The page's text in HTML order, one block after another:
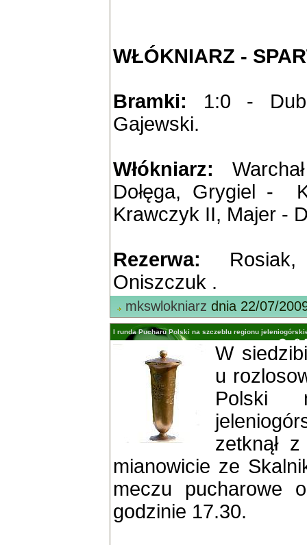
WŁÓKNIARZ -
Bramki: 1:0 -
Gajewski.
Włókniarz:
Dołęga, Grygiel -
Krawczyk II, Majer -
Rezerwa:
Oniszczuk .
mkswlokniarz dnia 22/07/
I runda Pucharu Polski na szczeblu regionu
W
u
Polski
zetknął
mianowicie ze
meczu pucharowe
godzinie 17.30.